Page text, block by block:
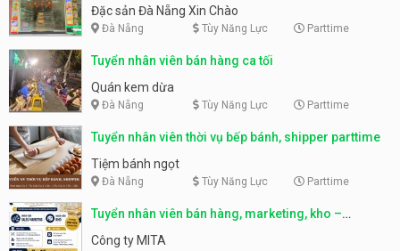
Nẵng
Đặc sản Đà Nẵng Xin Chào
Đà Nẵng Tùy Năng Lực Parttime
Tuyển nhân viên bán hàng ca tối
Quán kem dừa
Đà Nẵng Tùy Năng Lực Parttime
Tuyển nhân viên thời vụ bếp bánh, shipper parttime
Tiệm bánh ngọt
Đà Nẵng Tùy Năng Lực Parttime
Tuyển nhân viên bán hàng, marketing, kho –
parttime, fulltime
Công ty MITA